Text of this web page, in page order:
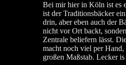
Bei mir hier in Köln ist es
ist der Traditionsbäcker
drin, aber eben auch der
nicht vor Ort backt,
Zentrale beliefern lässt.
macht noch viel per Hand,
großen Maßstab. Lecker